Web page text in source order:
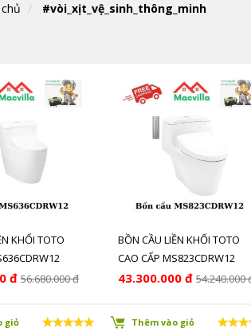
#vòi_xịt_vệ_sinh_thông_minh
KHỐI TOTO
GIÁ RẺ
đ 56.680.000 đ
giỏ
BỒN CẦU LIỀN KHỐI TOTO
CAO CẤP MS823CDRW12
CHÍNH HÃNG GIÁ RẺ
43.300.000 đ 54.240.000
Thêm vào giỏ